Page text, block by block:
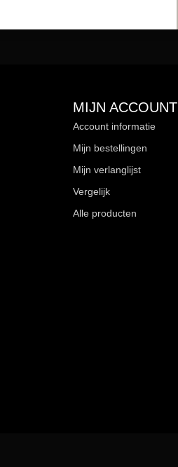
MIJN ACCOUNT
Account informatie
Mijn bestellingen
Mijn verlanglijst
Vergelijk
Alle producten